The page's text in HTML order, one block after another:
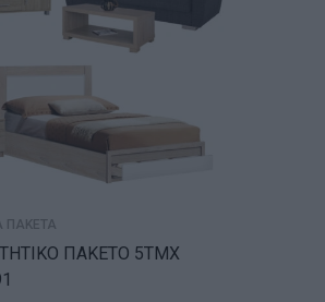
ΠΑΚΕΤΑ
ΠΑΚΕΤΟ 5ΤΜΧ